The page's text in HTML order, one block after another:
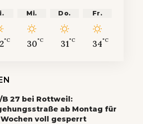
°C
Mi.
30°C
Do.
31°C
Fr.
34°C
B 27 bei Rottweil:
ab Montag für
voll gesperrt